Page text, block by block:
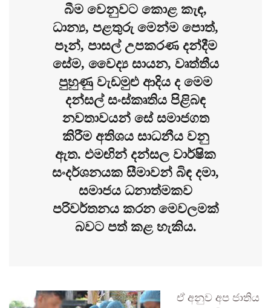
බීම වෙනුවට කොළ කැඳ,
ධාන්‍ය, පළතුරු මෙන්ම පොත්,
පෑන්, පාසල් උපකරණ දන්දීම
සේම, වෛද්‍ය සායන, වෘත්තීය
පුහුණු වැඩමුළු ආදිය ද මෙම
දන්සල් සංස්කෘතිය පිළිබඳ
නවතාවයන් සේ සමාජගත
කිරීම අතිශය සාධනීය වනු
ඇත. එමඟින් දන්සල වාර්ෂික
සංදර්ශනයක සීමාවන් බිඳ දමා,
සමාජය ධනාත්මකව
පරිවර්තනය කරන මෙවලමක්
බවට පත් කළ හැකිය.
ඒ අනුව අප ජාතිය